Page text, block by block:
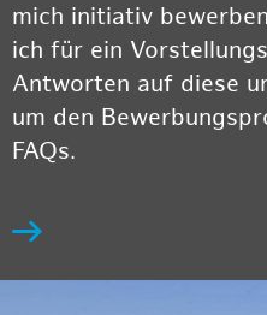
mich initiativ
ich für ein
Antworten auf diese
um den
FAQs.